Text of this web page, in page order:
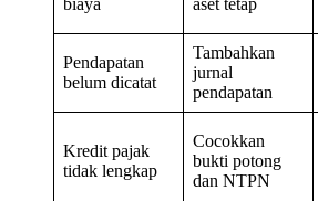
biaya
aset tetap
Pendapatan
belum dicatat
Tambahkan
jurnal
pendapatan
Kredit pajak
tidak lengkap
Cocokkan
bukti potong
dan NTPN